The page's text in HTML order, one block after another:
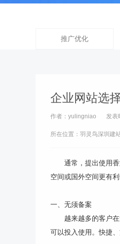
推广优化
企业网站选
作者：yulingniao 发表
所在位置：羽灵鸟深圳建
通常，提出使用香
空间或国外空间更有利
一、无须备案
越来越多的客户在
可以投入使用。快捷